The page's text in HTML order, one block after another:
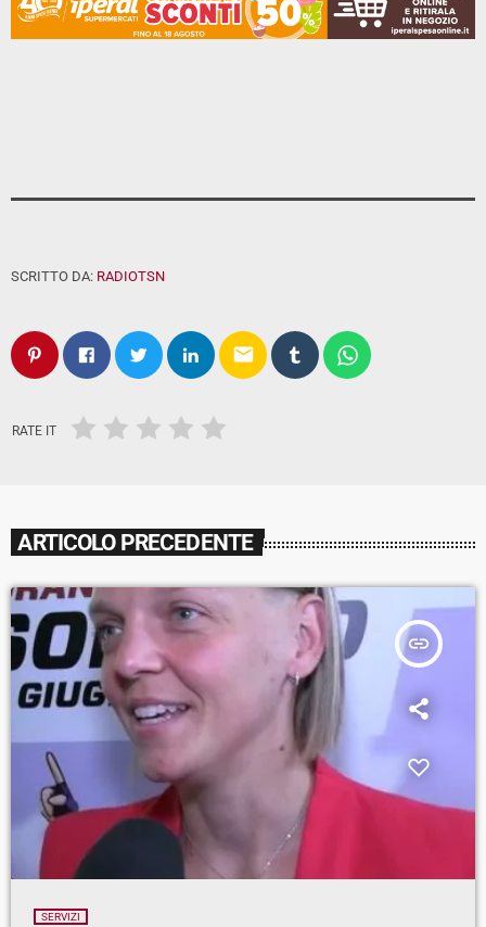
SCRITTO DA: RADIOTSN
email
RATE IT
ARTICOLO PRECEDENTE
insert_link
SERVIZI